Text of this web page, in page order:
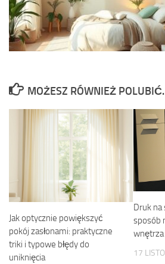
MOŻESZ RÓWNIEŻ
Jak optycznie powiększyć
pokój zasłonami: praktyczne
triki i typowe błędy do
uniknięcia
Druk
sposób
wnętrza
17